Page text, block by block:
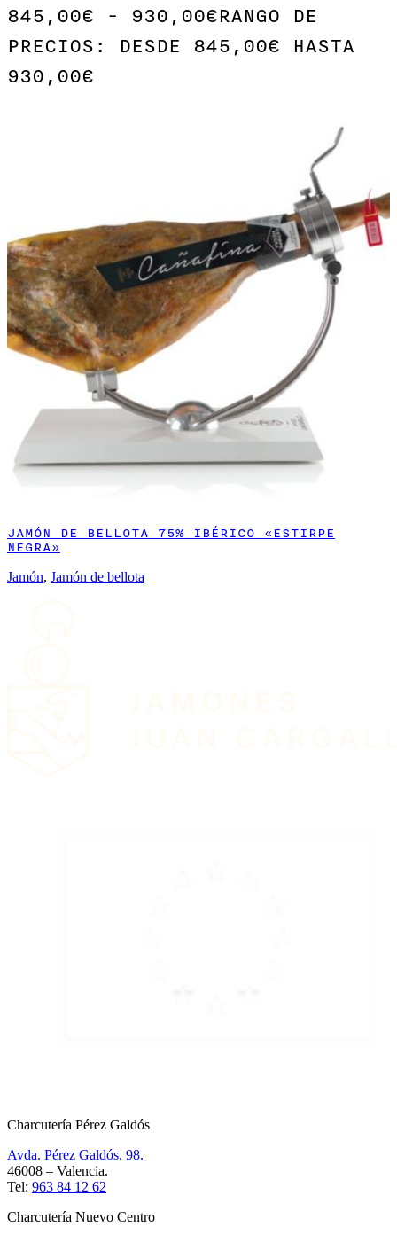
845,00€ - 930,00€RANGO DE
PRECIOS: DESDE 845,00€ HASTA
930,00€
JAMÓN DE BELLOTA 75% IBÉRICO «ESTIRPE
NEGRA»
Jamón, Jamón de bellota
Charcutería Pérez Galdós
Avda. Pérez Galdós, 98.
46008 – Valencia.
Tel: 963 84 12 62
Charcutería Nuevo Centro